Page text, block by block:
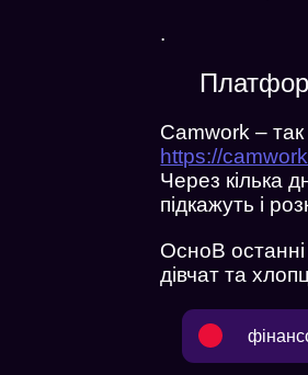
.
Camwork –
https://
Через кілька
підкажуть і
ОсноВ
дівчат та